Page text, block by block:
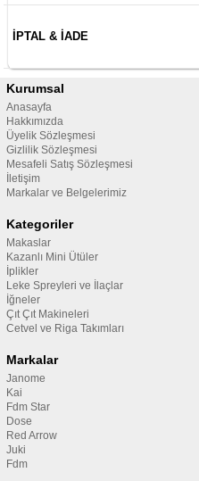
İPTAL & İADE
Kurumsal
Anasayfa
Hakkımızda
Üyelik Sözleşmesi
Gizlilik Sözleşmesi
Mesafeli Satış Sözleşmesi
İletişim
Markalar ve Belgelerimiz
Kategoriler
Makaslar
Kazanlı Mini Ütüler
İplikler
Leke Spreyleri ve İlaçlar
İğneler
Çıt Çıt Makineleri
Cetvel ve Riga Takımları
Markalar
Janome
Kai
Fdm Star
Dose
Red Arrow
Juki
Fdm